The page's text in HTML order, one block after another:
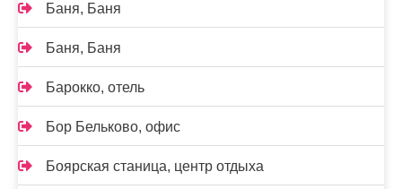
Баня, Баня
Баня, Баня
Барокко, отель
Бор Бельково, офис
Боярская станица, центр отдыха